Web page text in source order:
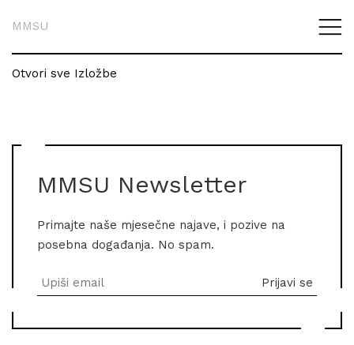
MMSU
Otvori sve Izložbe
MMSU Newsletter
Primajte naše mjesečne najave, i pozive na
posebna događanja. No spam.